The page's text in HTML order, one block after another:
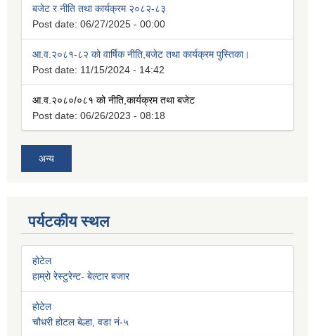
बजेट र नीति तथा कार्यक्रम २०८२-८३
Post date: 06/27/2025 - 00:00
आ.व.२०८१-८२ को वार्षिक नीति,बजेट तथा कार्यक्रम पुस्तिका।
Post date: 11/15/2024 - 14:42
आ.व.२०८०/०८१ को नीति,कार्यक्रम तथा बजेट
Post date: 06/26/2023 - 08:18
अन्य
पर्यटकीय स्थल
होटेल
हाम्रो रेस्टुरेन्ट- बेल्टार बजार
होटेल
चौधरी होटल बेल्हा, वडा नं-५